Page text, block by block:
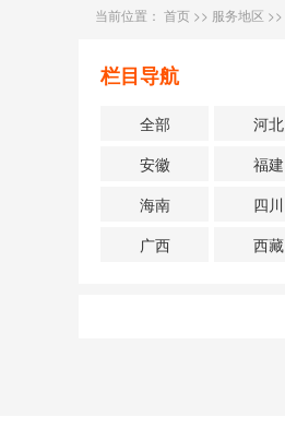
当前位置： 首页 >> 服务地区 >>
栏目导航
全部 河北
安徽
福建
海南
四川
广西
西藏